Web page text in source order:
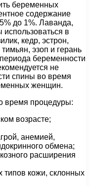
беременных
содержание
до 1%. Лаванда,
в
кедр, эстрон,
эзоп и герань
беременности
не
спины во время
женщин.
время процедуры:
возрасте;
анемией,
обмена;
расширения
типов кожи, склонных